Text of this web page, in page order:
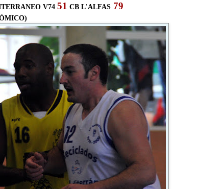
V74 51 CB L'ALFAS 79